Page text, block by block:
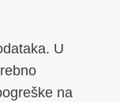
U
na